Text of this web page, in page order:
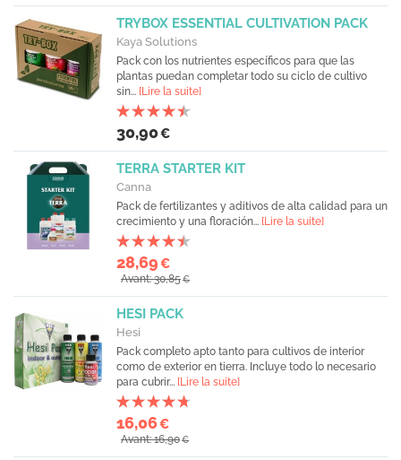
TRYBOX ESSENTIAL CULTIVATION PACK
Kaya Solutions
Pack con los nutrientes específicos para que las
plantas puedan completar todo su ciclo de cultivo
sin... [Lire la suite]
30,90€
TERRA STARTER KIT
Canna
Pack de fertilizantes y aditivos de alta calidad para un
crecimiento y una floración... [Lire la suite]
28,69€
Avant: 30,85€
HESI PACK
Hesi
Pack completo apto tanto para cultivos de interior
como de exterior en tierra. Incluye todo lo necesario
para cubrir... [Lire la suite]
16,06€
Avant: 16,90€